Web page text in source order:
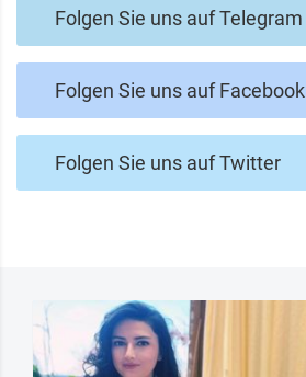
Folgen Sie uns auf Telegram
Folgen Sie uns auf Facebook
Folgen Sie uns auf Twitter